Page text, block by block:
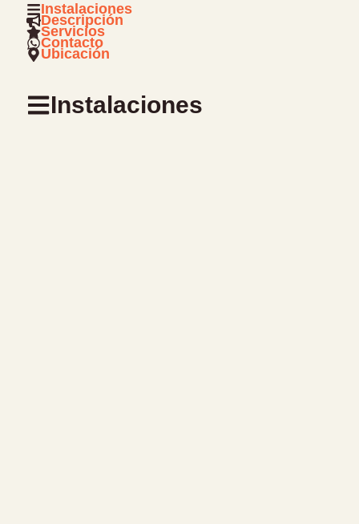
Instalaciones
Descripción
Servicios
Contacto
Ubicación
Instalaciones